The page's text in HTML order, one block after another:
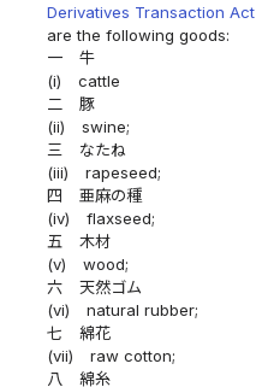
Derivatives Transaction Act
are the following goods:
一
牛
(i)
cattle
二
豚
(ii)
swine;
三
なたね
(iii)
rapeseed;
四
亜麻の種
(iv)
flaxseed;
五
木材
(v)
wood;
六
天然ゴム
(vi)
natural rubber;
七
綿花
(vii)
raw cotton;
八
綿糸